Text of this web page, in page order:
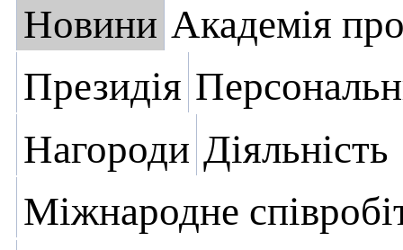
Новини Академія
Президія
Нагороди Діяльність
Міжнародне